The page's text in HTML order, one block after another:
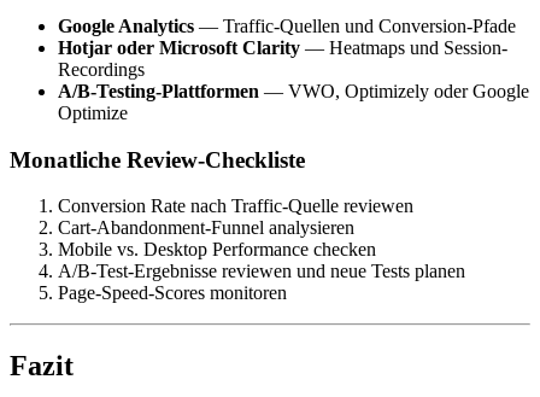
Google Analytics — Traffic-Quellen und Conversion-Pfade
Hotjar oder Microsoft Clarity — Heatmaps und Session-
Recordings
A/B-Testing-Plattformen — VWO, Optimizely oder Google
Optimize
Monatliche Review-Checkliste
Conversion Rate nach Traffic-Quelle reviewen
Cart-Abandonment-Funnel analysieren
Mobile vs. Desktop Performance checken
A/B-Test-Ergebnisse reviewen und neue Tests planen
Page-Speed-Scores monitoren
Fazit